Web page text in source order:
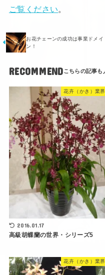
ご覧ください。
お花チェーンの成功は事業ドメイ
ン！
RECOMMEND
花卉（かき）業界
2016.01.17
高級胡蝶蘭の世界・シリーズ5
花卉（かき）業界